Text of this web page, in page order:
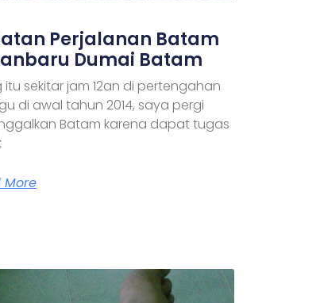
Perjalanan Batam
Dumai Batam
itu sekitar jam 12an di pertengahan
di awal tahun 2014, saya pergi
Batam karena dapat tugas
More